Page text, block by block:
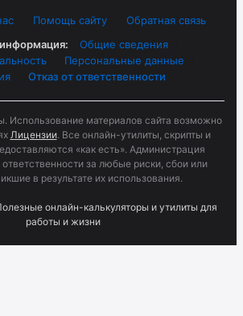
Помощь сайту
Обратная связь
Общие сведения
Персональные данные
Отказ от ответственности
Использование материалов сайта возможно
Лицензии. Все онлайн-утилиты, скрипты и
«как есть». Администрация
ответственности за любые риски, сбои или
в результате их использования.
онлайн-калькуляторы и утилиты для
работы и жизни